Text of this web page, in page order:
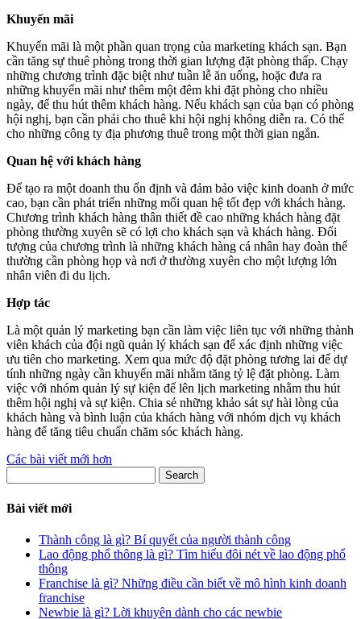
Khuyến mãi
Khuyến mãi là một phần quan trọng của marketing khách sạn. Bạn
cần tăng sự thuê phòng trong thời gian lượng đặt phòng thấp. Chạy
những chương trình đặc biệt như tuần lễ ăn uống, hoặc đưa ra
những khuyến mãi như thêm một đêm khi đặt phòng cho nhiều
ngày, để thu hút thêm khách hàng. Nếu khách sạn của bạn có phòng
hội nghị, bạn cần phải cho thuê khi hội nghị không diễn ra. Có thể
cho những công ty địa phương thuê trong một thời gian ngắn.
Quan hệ với khách hàng
Để tạo ra một doanh thu ổn định và đảm bảo việc kinh doanh ở mức
cao, bạn cần phát triển những mối quan hệ tốt đẹp với khách hàng.
Chương trình khách hàng thân thiết đề cao những khách hàng đặt
phòng thường xuyên sẽ có lợi cho khách sạn và khách hàng. Đối
tượng của chương trình là những khách hàng cá nhân hay đoàn thể
thường cần phòng họp và nơi ở thường xuyên cho một lượng lớn
nhân viên đi du lịch.
Hợp tác
Là một quản lý marketing bạn cần làm việc liên tục với những thành
viên khách của đội ngũ quản lý khách sạn để xác định những việc
ưu tiên cho marketing. Xem qua mức độ đặt phòng tương lai để dự
tính những ngày cần khuyến mãi nhằm tăng tỷ lệ đặt phòng. Làm
việc với nhóm quản lý sự kiện để lên lịch marketing nhằm thu hút
thêm hội nghị và sự kiện. Chia sẻ những khảo sát sự hài lòng của
khách hàng và bình luận của khách hàng với nhóm dịch vụ khách
hàng để tăng tiêu chuẩn chăm sóc khách hàng.
Điều
hướng
bài
Các bài viết mới hơn
Search
Bài viết mới
Thành công là gì? Bí quyết của người thành công
Lao động phổ thông là gì? Tìm hiểu đôi nét về lao động phổ
thông
Franchise là gì? Những điều cần biết về mô hình kinh doanh
franchise
Newbie là gì? Lời khuyên dành cho các newbie